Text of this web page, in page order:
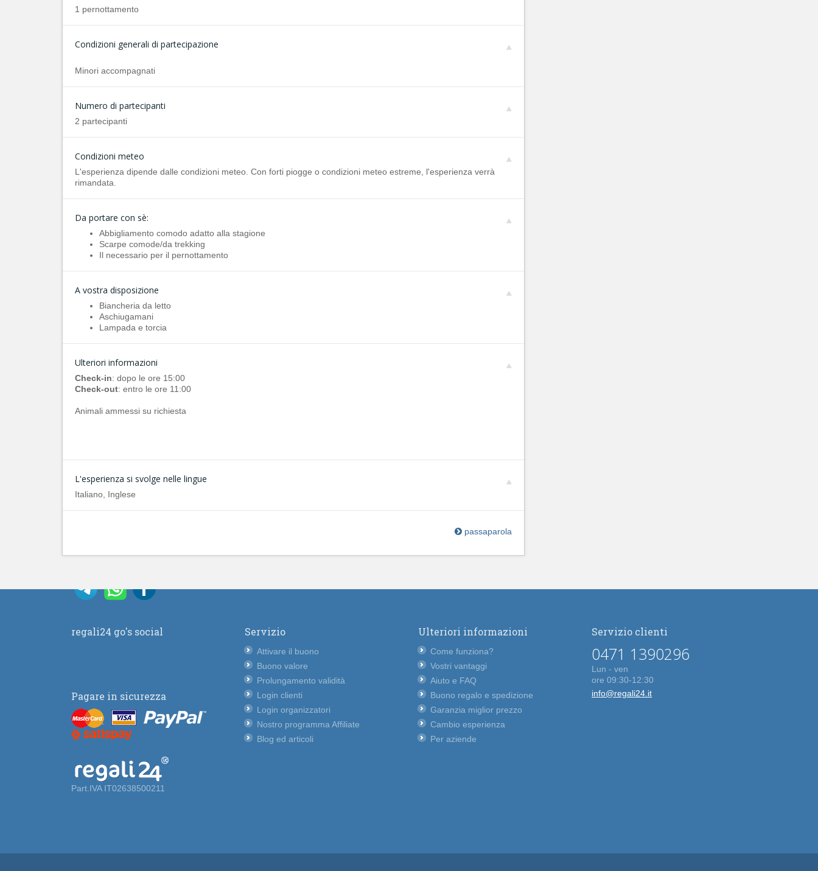
1 pernottamento
Condizioni generali di partecipazione
Minori accompagnati
Numero di partecipanti
2 partecipanti
Condizioni meteo
L'esperienza dipende dalle condizioni meteo. Con forti piogge o condizioni meteo estreme, l'esperienza verrà
rimandata.
Da portare con sè:
Abbigliamento comodo adatto alla stagione
Scarpe comode/da trekking
Il necessario per il pernottamento
A vostra disposizione
Biancheria da letto
Aschiugamani
Lampada e torcia
Ulteriori informazioni
Check-in: dopo le ore 15:00
Check-out: entro le ore 11:00
Animali ammessi su richiesta
L'esperienza si svolge nelle lingue
Italiano, Inglese
passaparola
regali24 go's social
Pagare in sicurezza
Part.IVA IT02638500211
Servizio
Attivare il buono
Buono valore
Prolungamento validità
Login clienti
Login organizzatori
Nostro programma Affiliate
Blog ed articoli
Ulteriori informazioni
Come funziona?
Vostri vantaggi
Aiuto e FAQ
Buono regalo e spedizione
Garanzia miglior prezzo
Cambio esperienza
Per aziende
Servizio clienti
0471 1390296
Lun - ven
ore 09:30-12:30
info@regali24.it